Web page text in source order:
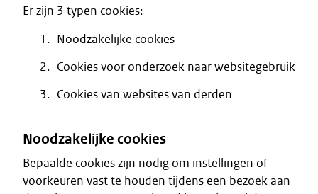
Er zijn 3 typen cookies:
Noodzakelijke cookies
Cookies voor onderzoek naar websitegebruik
Cookies van websites van derden
Noodzakelijke cookies
Bepaalde cookies zijn nodig om instellingen of
voorkeuren vast te houden tijdens een bezoek aan